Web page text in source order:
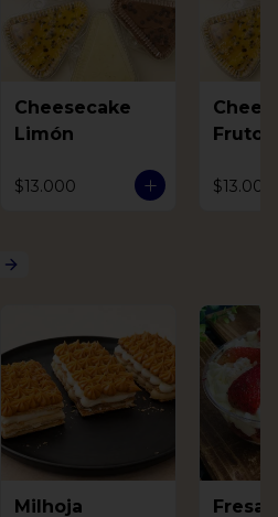
Cheesecake
Limón
$13.000
Frutos
$13.000
Milhoja